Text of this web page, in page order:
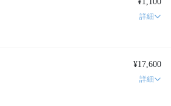
詳細
¥17,600
詳細